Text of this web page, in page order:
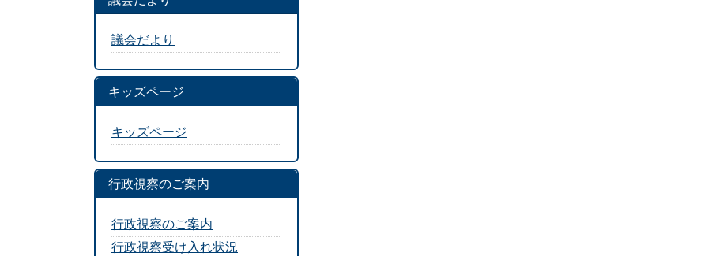
議会だより
キッズページ
キッズページ
行政視察のご案内
行政視察のご案内
行政視察受け入れ状況